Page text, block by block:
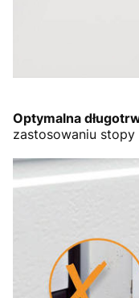
Optymalna
zastosowaniu